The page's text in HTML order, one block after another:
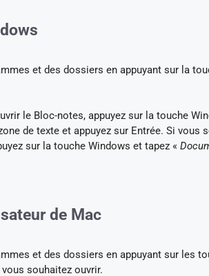
et des dossiers en appuyant sur la
le Bloc-notes, appuyez sur la touche
de texte et appuyez sur Entrée. Si
sur la touche Windows et tapez «
de Mac
et des dossiers en appuyant sur les
souhaitez ouvrir.